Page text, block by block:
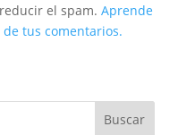
el spam. Aprende
tus comentarios.